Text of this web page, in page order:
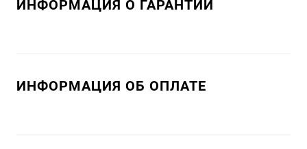
ИНФОРМАЦИЯ О ГАРАНТИИ
ИНФОРМАЦИЯ ОБ ОПЛАТЕ